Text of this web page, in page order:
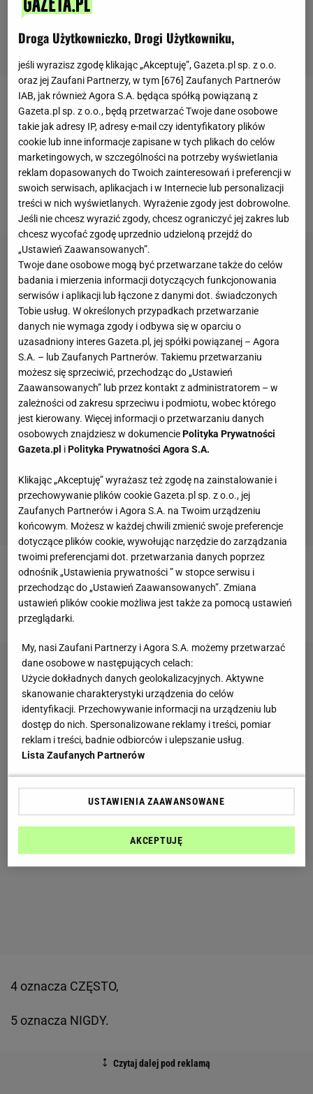
Poniższy kwestionariusz pomoże ci określić swoją
podatność na negatywne skutki stresu. Oceniając
prawdziwość poniższych stwierdzeń, przyznawaj
sobie punkty - od 1 do 5, gdzie:
1 oznacza ZAWSZE,
2 oznacza RZADKO,
3 oznacza CZASAMI,
4 oznacza CZĘSTO,
5 oznacza NIGDY.
Droga Użytkowniczko, Drogi Użytkowniku,
jeśli wyrazisz zgodę klikając „Akceptuję”, Gazeta.pl sp. z o.o.
oraz jej Zaufani Partnerzy, w tym [ 676 ] Zaufanych Partnerów
IAB, jak również Agora S.A. będąca spółką powiązaną z
Gazeta.pl sp. z o.o., będą przetwarzać Twoje dane osobowe
takie jak adresy IP, adresy e-mail czy identyfikatory plików
cookie lub inne informacje zapisane w tych plikach do celów
marketingowych, w szczególności na potrzeby wyświetlania
reklam dopasowanych do Twoich zainteresowań i preferencji w
swoich serwisach, aplikacjach i w Internecie lub personalizacji
treści w nich wyświetlanych. Wyrażenie zgody jest dobrowolne.
Jeśli nie chcesz wyrazić zgody, chcesz ograniczyć jej zakres lub
chcesz wycofać zgodę uprzednio udzieloną przejdź do
„Ustawień Zaawansowanych”.
Twoje dane osobowe mogą być przetwarzane także do celów
badania i mierzenia informacji dotyczących funkcjonowania
serwisów i aplikacji lub łączone z danymi dot. świadczonych
Tobie usług. W określonych przypadkach przetwarzanie
danych nie wymaga zgody i odbywa się w oparciu o
uzasadniony interes Gazeta.pl, jej spółki powiązanej – Agora
S.A. – lub Zaufanych Partnerów. Takiemu przetwarzaniu
możesz się sprzeciwić, przechodząc do „Ustawień
Zaawansowanych” lub przez kontakt z administratorem – w
zależności od zakresu sprzeciwu i podmiotu, wobec którego
jest kierowany. Więcej informacji o przetwarzaniu danych
osobowych znajdziesz w dokumencie Polityka Prywatności
Gazeta.pl i Polityka Prywatności Agora S.A.
Klikając „Akceptuję” wyrażasz też zgodę na zainstalowanie i
przechowywanie plików cookie Gazeta.pl sp. z o.o., jej
Zaufanych Partnerów i Agora S.A. na Twoim urządzeniu
końcowym. Możesz w każdej chwili zmienić swoje preferencje
dotyczące plików cookie, wywołując narzędzie do zarządzania
twoimi preferencjami dot. przetwarzania danych poprzez
odnośnik „Ustawienia prywatności ” w stopce serwisu i
przechodząc do „Ustawień Zaawansowanych”. Zmiana
ustawień plików cookie możliwa jest także za pomocą ustawień
przeglądarki.
My, nasi Zaufani Partnerzy i Agora S.A. możemy przetwarzać
dane osobowe w następujących celach:
Użycie dokładnych danych geolokalizacyjnych. Aktywne
skanowanie charakterystyki urządzenia do celów
identyfikacji. Przechowywanie informacji na urządzeniu lub
dostęp do nich. Spersonalizowane reklamy i treści, pomiar
reklam i treści, badnie odbiorców i ulepszanie usług.
Lista Zaufanych Partnerów
USTAWIENIA ZAAWANSOWANE
AKCEPTUJĘ